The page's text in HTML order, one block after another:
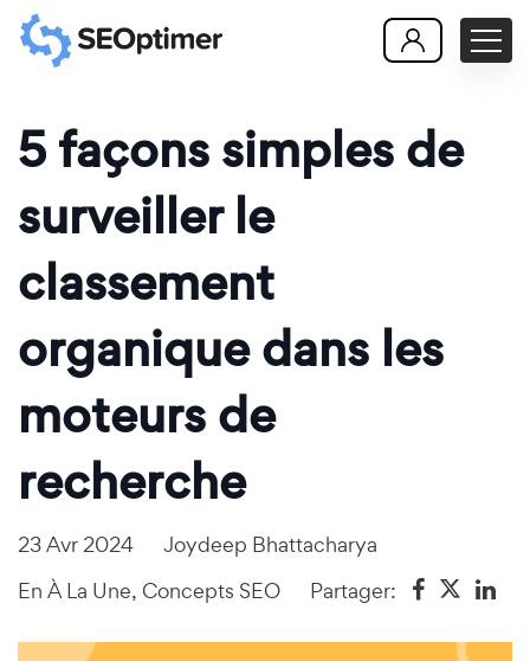
5 façons simples de
surveiller le
classement
organique dans les
moteurs de
recherche
23 Avr 2024
Joydeep Bhattacharya
En À La Une, Concepts SEO Partager: